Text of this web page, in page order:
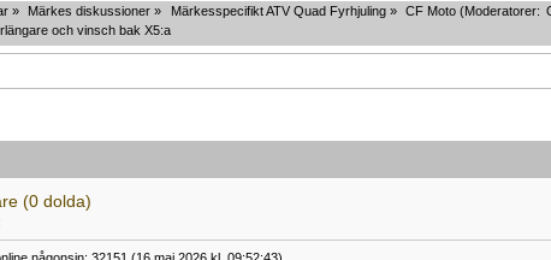
» Märkes diskussioner » Märkesspecifikt ATV Quad Fyrhjuling» CF Moto(Moderatorer:
och vinsch bak X5:a
(0 dolda)